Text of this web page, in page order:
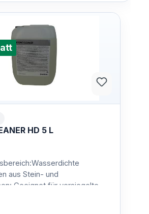
HD 5 L
aus Stein- und
Geeignet für versiegelte